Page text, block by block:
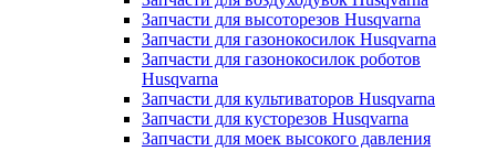
Запчасти для высоторезов Husqvarna
Запчасти для газонокосилок Husqvarna
Запчасти для газонокосилок роботов
Husqvarna
Запчасти для культиваторов Husqvarna
Запчасти для кусторезов Husqvarna
Запчасти для моек высокого давления